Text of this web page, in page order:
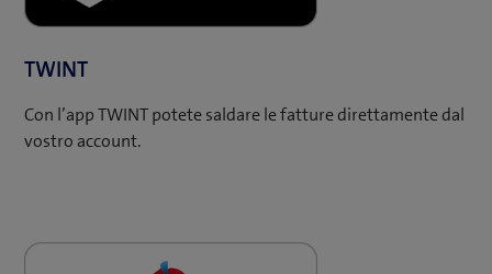
TWINT
Con l’app TWINT potete saldare le fatture direttamente dal
vostro account.